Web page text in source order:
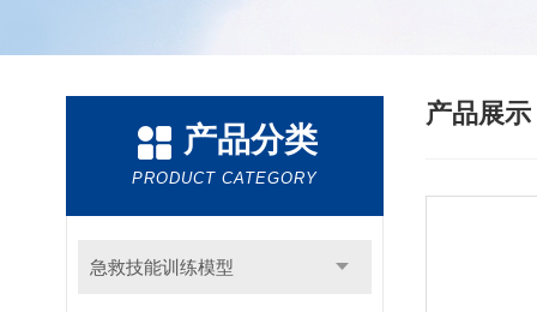
产品分类
PRODUCT CATEGORY
急救技能训练模型
产品展示